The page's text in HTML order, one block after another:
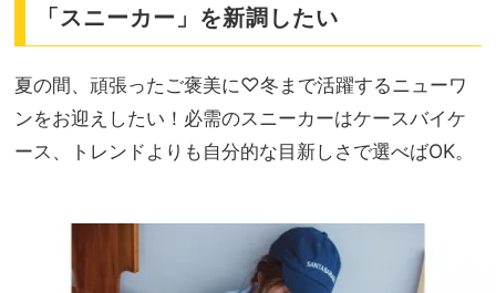
「スニーカー」を新調したい
夏の間、頑張ったご褒美に♡冬まで活躍するニューワ
ンをお迎えしたい！必需のスニーカーはケースバイケ
ース、トレンドよりも自分的な目新しさで選べばOK。